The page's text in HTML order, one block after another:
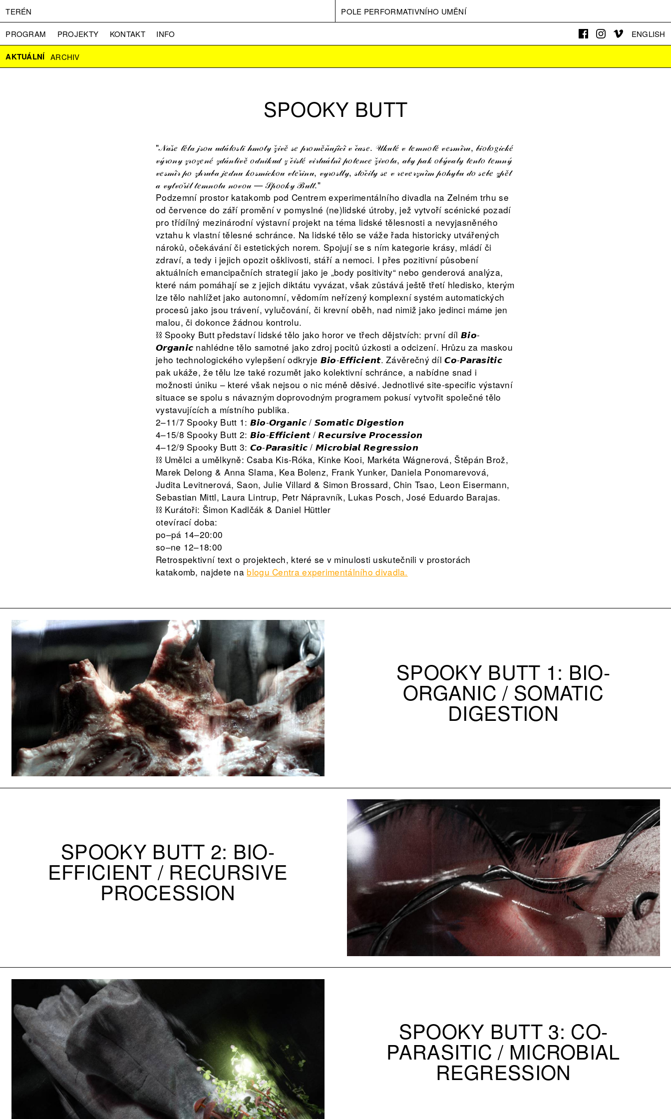
TERÉN POLE PERFORMATIVNÍHO UMĚNÍ
PROGRAM PROJEKTY KONTAKT
INFO
O NÁS
VSTUPNÉ
ENGLISH
AKTUÁLNÍ ARCHIV
SPOOKY BUTT
"𝒩𝒶𝓈̌𝑒 𝓉𝑒̌𝓁𝒶 𝒿𝓈𝑜𝓊 𝓊𝒹𝒶́𝓁𝑜𝓈𝓉𝒾 𝒽𝓂𝑜𝓉𝓎 𝓏̌𝒾𝓋𝑒̌ 𝓈𝑒 𝓅𝓇𝑜𝓂𝑒̌𝓃̌𝓊𝒿𝒾́𝒸𝒾́ 𝓋 𝒸̌𝒶𝓈𝑒. 𝒰𝓀𝓊𝓉𝑒́ 𝓋 𝓉𝑒𝓂𝓃𝑜𝓉𝑒̌ 𝓋𝑒𝓈𝓂𝒾́𝓇𝓊, 𝒷𝒾𝑜𝓁𝑜𝑔𝒾𝒸𝓀𝑒́
𝓋𝓎́𝓇𝑜𝓃𝓎 𝓏𝓇𝑜𝓏𝑒𝓃𝑒́ 𝓏𝒹𝒶́𝓃𝓁𝒾𝓋𝑒̌ 𝑜𝒹𝓃𝒾𝓀𝓊𝒹 𝓏 𝒸̌𝒾𝓈𝓉𝑒́ 𝓋𝒾𝓇𝓉𝓊𝒶́𝓁𝓃𝒾́ 𝓅𝑜𝓉𝑒𝓃𝒸𝑒 𝓏̌𝒾𝓋𝑜𝓉𝒶, 𝒶𝒷𝓎 𝓅𝒶𝓀 𝑜𝒷𝓎́𝓋𝒶𝓁𝓎 𝓉𝑒𝓃𝓉𝑜 𝓉𝑒𝓂𝓃𝓎́
𝓋𝑒𝓈𝓂𝒾́𝓇 𝓅𝑜 𝓏𝒽𝓇𝓊𝒷𝒶 𝒿𝑒𝒹𝓃𝓊 𝓀𝑜𝓈𝓂𝒾𝒸𝓀𝑜𝓊 𝓋𝓉𝑒𝓇̌𝒾𝓃𝓊, 𝓋𝓎𝓇𝑜𝓈𝓉𝓁𝓎, 𝓈𝓉𝑜𝒸̌𝒾𝓁𝓎 𝓈𝑒 𝓋 𝓇𝑒𝓋𝑒𝓇𝓏𝓃𝒾́𝓂 𝓅𝑜𝒽𝓎𝒷𝓊 𝒹𝑜 𝓈𝑒𝒷𝑒 𝓏𝓅𝑒̌𝓉
𝒶 𝓋𝓎𝓉𝓋𝑜𝓇̌𝒾𝓁 𝓉𝑒𝓂𝓃𝑜𝓉𝓊 𝓃𝑜𝓋𝑜𝓊 — 𝒮𝓅𝑜𝑜𝓀𝓎 ℬ𝓊𝓉𝓉."
Podzemní prostor katakomb pod Centrem experimentálního divadla na Zelném trhu se
od července do září promění v pomyslné (ne)lidské útroby, jež vytvoří scénické pozadí
pro třídílný mezinárodní výstavní projekt na téma lidské tělesnosti a nevyjasněného
vztahu k vlastní tělesné schránce. Na lidské tělo se váže řada historicky utvářených
nároků, očekávání či estetických norem. Spojují se s ním kategorie krásy, mládí či
zdraví, a tedy i jejich opozit ošklivosti, stáří a nemoci. I přes pozitivní působení
aktuálních emancipačních strategií jako je „body positivity“ nebo genderová analýza,
které nám pomáhají se z jejich diktátu vyvázat, však zůstává ještě třetí hledisko, kterým
lze tělo nahlížet jako autonomní, vědomím neřízený komplexní systém automatických
procesů jako jsou trávení, vylučování, či krevní oběh, nad nimiž jako jedinci máme jen
malou, či dokonce žádnou kontrolu.
⛓️ Spooky Butt představí lidské tělo jako horor ve třech dějstvích: první díl 𝘽𝙞𝙤-
𝙊𝙧𝙜𝙖𝙣𝙞𝙘 nahlédne tělo samotné jako zdroj pocitů úzkosti a odcizení. Hrůzu za maskou
jeho technologického vylepšení odkryje 𝘽𝙞𝙤-𝙀𝙛𝙛𝙞𝙘𝙞𝙚𝙣𝙩. Závěrečný díl 𝘾𝙤-𝙋𝙖𝙧𝙖𝙨𝙞𝙩𝙞𝙘
pak ukáže, že tělu lze také rozumět jako kolektivní schránce, a nabídne snad i
možnosti úniku – které však nejsou o nic méně děsivé. Jednotlivé site-specific výstavní
situace se spolu s návazným doprovodným programem pokusí vytvořit společné tělo
vystavujících a místního publika.
2–11/7 Spooky Butt 1: 𝘽𝙞𝙤-𝙊𝙧𝙜𝙖𝙣𝙞𝙘 / 𝙎𝙤𝙢𝙖𝙩𝙞𝙘 𝘿𝙞𝙜𝙚𝙨𝙩𝙞𝙤𝙣
4–15/8 Spooky Butt 2: 𝘽𝙞𝙤-𝙀𝙛𝙛𝙞𝙘𝙞𝙚𝙣𝙩 / 𝙍𝙚𝙘𝙪𝙧𝙨𝙞𝙫𝙚 𝙋𝙧𝙤𝙘𝙚𝙨𝙨𝙞𝙤𝙣
4–12/9 Spooky Butt 3: 𝘾𝙤-𝙋𝙖𝙧𝙖𝙨𝙞𝙩𝙞𝙘 / 𝙈𝙞𝙘𝙧𝙤𝙗𝙞𝙖𝙡 𝙍𝙚𝙜𝙧𝙚𝙨𝙨𝙞𝙤𝙣
⛓️ Umělci a umělkyně: Csaba Kis-Róka, Kinke Kooi, Markéta Wágnerová, Štěpán Brož,
Marek Delong & Anna Slama, Kea Bolenz, Frank Yunker, Daniela Ponomarevová,
Judita Levitnerová, Saon, Julie Villard & Simon Brossard, Chin Tsao, Leon Eisermann,
Sebastian Mittl, Laura Lintrup, Petr Nápravník, Lukas Posch, José Eduardo Barajas.
⛓️ Kurátoři: Šimon Kadlčák & Daniel Hüttler
otevírací doba:
po–pá 14–20:00
so–ne 12–18:00
Retrospektivní text o projektech, které se v minulosti uskutečnili v prostorách
katakomb, najdete na blogu Centra experimentálního divadla.
SPOOKY BUTT 1: BIO-
ORGANIC / SOMATIC
DIGESTION
SPOOKY BUTT 2: BIO-
EFFICIENT / RECURSIVE
PROCESSION
SPOOKY BUTT 3: CO-
PARASITIC / MICROBIAL
REGRESSION